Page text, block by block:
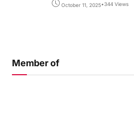
October 11, 2025•344 Views
Member of